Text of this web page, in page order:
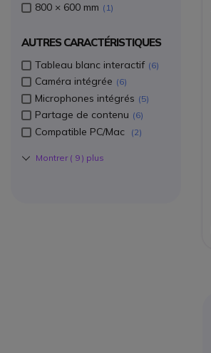
800 × 600 mm 1
AUTRES CARACTÉRISTIQUES
Tableau blanc interactif 6
Caméra intégrée 6
Microphones intégrés 5
Partage de contenu 6
Compatible PC/Mac 2
Montrer ( 9 ) plus